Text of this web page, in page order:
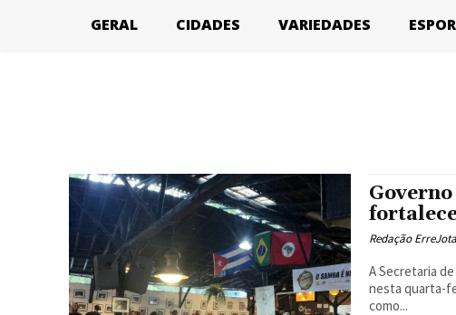
GERAL CIDADES VARIEDADES
Redação
A Secretaria
nesta quarta-
como...